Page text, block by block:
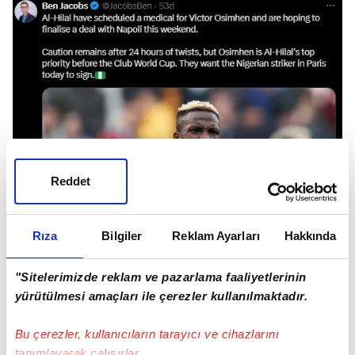
Rıza Bilgiler Reklam Ayarları Hakkında
"Sitelerimizde reklam ve pazarlama faaliyetlerinin
yürütülmesi amaçları ile çerezler kullanılmaktadır.
Bu çerezler, kullanıcıların tarayıcı ve cihazlarını
Reddet
talkSPORT muhabiri Ben Jakobs, Al-Hilal'in